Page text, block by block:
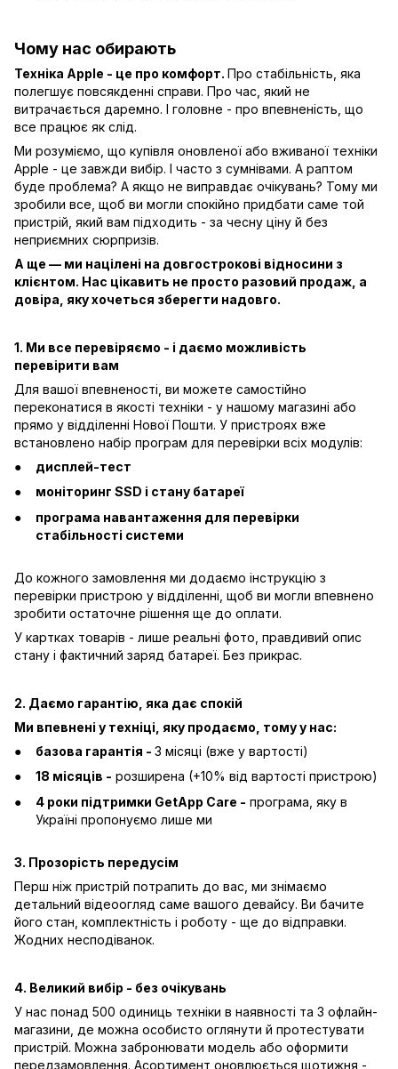
Чому нас обирають
Техніка Apple - це про комфорт. Про стабільність, яка
полегшує повсякденні справи. Про час, який не
витрачається даремно. І головне - про впевненість, що
все працює як слід.
Ми розуміємо, що купівля оновленої або вживаної техніки
Apple - це завжди вибір. І часто з сумнівами. А раптом
буде проблема? А якщо не виправдає очікувань? Тому ми
зробили все, щоб ви могли спокійно придбати саме той
пристрій, який вам підходить - за чесну ціну й без
неприємних сюрпризів.
А ще — ми націлені на довгострокові відносини з
клієнтом. Нас цікавить не просто разовий продаж, а
довіра, яку хочеться зберегти надовго.
1. Ми все перевіряємо - і даємо можливість
перевірити вам
Для вашої впевненості, ви можете самостійно
переконатися в якості техніки - у нашому магазині або
прямо у відділенні Нової Пошти. У пристроях вже
встановлено набір програм для перевірки всіх модулів:
дисплей-тест
моніторинг SSD і стану батареї
програма навантаження для перевірки
стабільності системи
До кожного замовлення ми додаємо інструкцію з
перевірки пристрою у відділенні, щоб ви могли впевнено
зробити остаточне рішення ще до оплати.
У картках товарів - лише реальні фото, правдивий опис
стану і фактичний заряд батареї. Без прикрас.
2. Даємо гарантію, яка дає спокій
Ми впевнені у техніці, яку продаємо, тому у нас:
базова гарантія - 3 місяці (вже у вартості)
18 місяців - розширена (+10% від вартості пристрою)
4 роки підтримки GetApp Care - програма, яку в
Україні пропонуємо лише ми
3. Прозорість передусім
Перш ніж пристрій потрапить до вас, ми знімаємо
детальний відеоогляд саме вашого девайсу. Ви бачите
його стан, комплектність і роботу - ще до відправки.
Жодних несподіванок.
4. Великий вибір - без очікувань
У нас понад 500 одиниць техніки в наявності та 3 офлайн-
магазини, де можна особисто оглянути й протестувати
пристрій. Можна забронювати модель або оформити
передзамовлення. Асортимент оновлюється щотижня -